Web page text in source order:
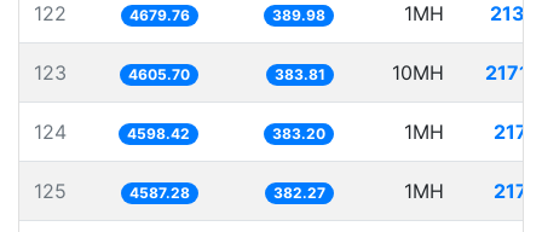
122 4679.76 389.98 1MH
123 4605.70 383.81 10MH
124 4598.42 383.20 1MH
125 4587.28 382.27 1MH